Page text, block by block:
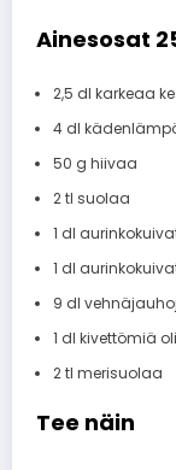
Ainesosat
2,5 dl karkeaa
4 dl
50 g hiivaa
2 tl suolaa
1 dl
1 dl
9 dl
1 dl kivettömiä
2 tl merisuolaa
Tee näin